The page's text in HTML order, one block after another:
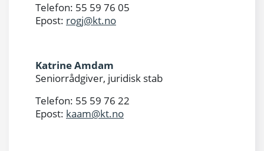
Telefon: 55 59 76 05
Epost: rogj@kt.no
Katrine Amdam
Seniorrådgiver, juridisk stab
Telefon: 55 59 76 22
Epost: kaam@kt.no